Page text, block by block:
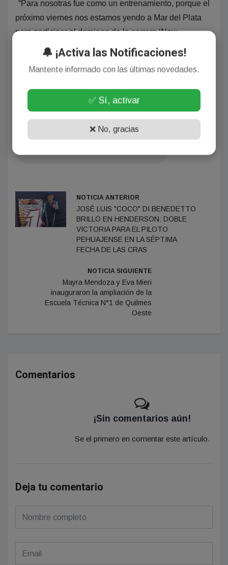
“Para nosotras fue como un entrenamiento, porque el
próximo viernes nos estamos yendo a Mar del Plata
para participar el domingo de la carrera ‘New
Balance’, que tiene distancias de 5, 10 y 21
kilómetros. Azucena Epinal y Bettina Campo ya están
confirmadas, y estamos viendo si van Celeste
Martínez y Cristal Alanis”, completó Cocorza.
NOTICIA ANTERIOR
JOSÉ LUIS "COCO" DI BENEDETTO
BRILLÓ EN HENDERSON: DOBLE
VICTORIA PARA EL PILOTO
PEHUAJENSE EN LA SÉPTIMA
FECHA DE LAS CRAS
NOTICIA SIGUIENTE
Mayra Mendoza y Eva Mieri
inauguraron la ampliación de la
Escuela Técnica N°1 de Quilmes
Oeste
Comentarios
¡Sin comentarios aún!
Se el primero en comentar este artículo.
Deja tu comentario
🔔 ¡Activa las Notificaciones!
Mantente informado con las últimas novedades.
✅ Sí, activar
❌ No, gracias